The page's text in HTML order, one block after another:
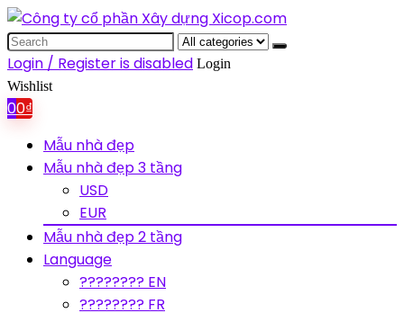
Search
for:
Login / Register is disabled Login
Wishlist
00₫
Mẫu nhà đẹp
Mẫu nhà đẹp 3 tầng
USD
EUR
Mẫu nhà đẹp 2 tầng
Language
???????? EN
???????? FR